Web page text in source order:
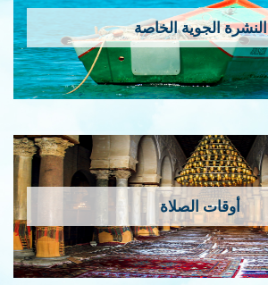
النشرة الجوية الخاصة
أوقات الصلاة